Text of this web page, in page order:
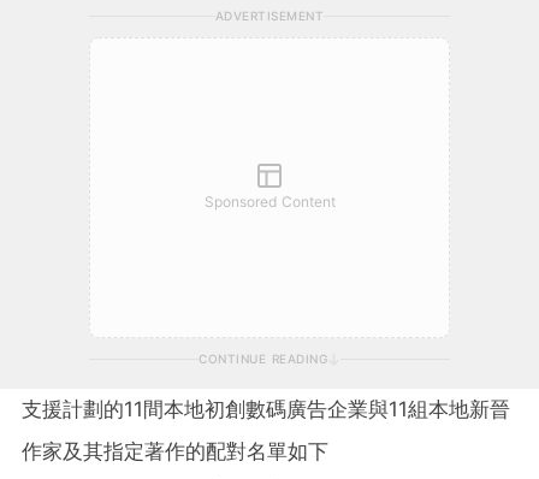
ADVERTISEMENT
Sponsored Content
CONTINUE READING
支援計劃的11間本地初創數碼廣告企業與11組本地新晉
作家及其指定著作的配對名單如下